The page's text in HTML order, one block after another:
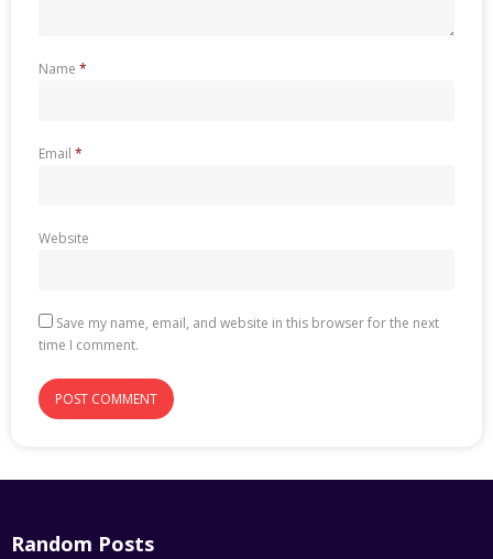
Name *
Email *
Website
Save my name, email, and website in this browser for the next
time I comment.
Random Posts